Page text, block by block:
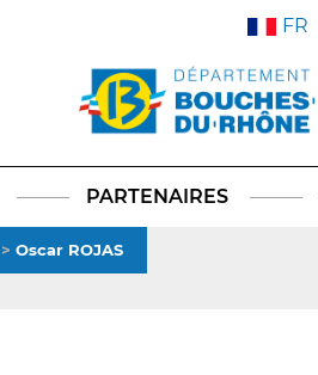
FR
PARTENAIRES
> Oscar ROJAS